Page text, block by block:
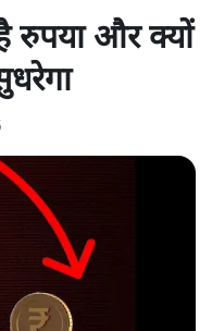
रुपया और क्यों